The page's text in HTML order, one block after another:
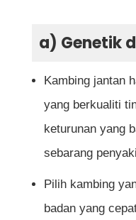
bersama
Bagaimana
yang
Bolehkah satu
daripada satu
a) Genetik
Kambing jantan
yang berkualiti
keturunan yang
sebarang
Pilih kambing
badan yang